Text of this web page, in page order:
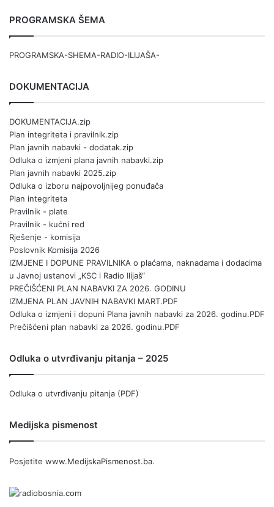
PROGRAMSKA ŠEMA
PROGRAMSKA-SHEMA-RADIO-ILIJAŠA-
DOKUMENTACIJA
DOKUMENTACIJA.zip
Plan integriteta i pravilnik.zip
Plan javnih nabavki - dodatak.zip
Odluka o izmjeni plana javnih nabavki.zip
Plan javnih nabavki 2025.zip
Odluka o izboru najpovoljnijeg ponuđača
Plan integriteta
Pravilnik - plate
Pravilnik - kućni red
Rješenje - komisija
Poslovnik Komisija 2026
IZMJENE I DOPUNE PRAVILNIKA o plaćama, naknadama i dodacima
u Javnoj ustanovi „KSC i Radio Ilijaš“
PREČIŠĆENI PLAN NABAVKI ZA 2026. GODINU
IZMJENA PLAN JAVNIH NABAVKI MART.PDF
Odluka o izmjeni i dopuni Plana javnih nabavki za 2026. godinu.PDF
Prečišćeni plan nabavki za 2026. godinu.PDF
Odluka o utvrđivanju pitanja – 2025
Odluka o utvrđivanju pitanja (PDF)
Medijska pismenost
Posjetite www.MedijskaPismenost.ba.